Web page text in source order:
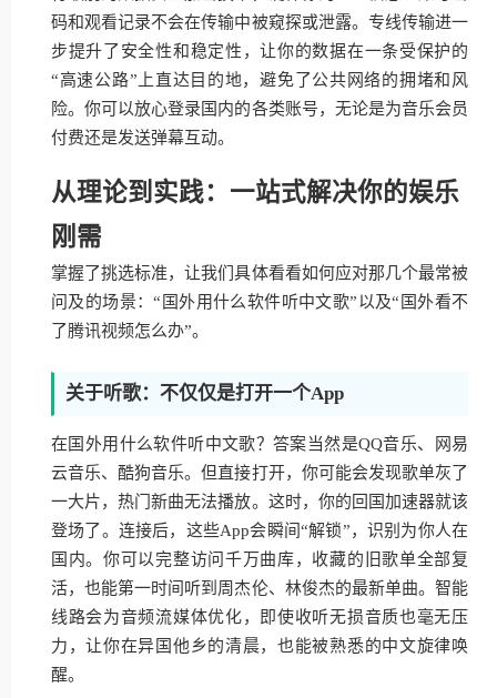
码和观看记录不会在传输中被窥探或泄露。专线传输进一
步提升了安全性和稳定性，让你的数据在一条受保护的
“高速公路”上直达目的地，避免了公共网络的拥堵和风
险。你可以放心登录国内的各类账号，无论是为音乐会员
付费还是发送弹幕互动。
从理论到实践：一站式解决你的娱乐
刚需
掌握了挑选标准，让我们具体看看如何应对那几个最常被
问及的场景：“国外用什么软件听中文歌”以及“国外看不
了腾讯视频怎么办”。
关于听歌：不仅仅是打开一个App
在国外用什么软件听中文歌？答案当然是QQ音乐、网易
云音乐、酷狗音乐。但直接打开，你可能会发现歌单灰了
一大片，热门新曲无法播放。这时，你的回国加速器就该
登场了。连接后，这些App会瞬间“解锁”，识别为你人在
国内。你可以完整访问千万曲库，收藏的旧歌单全部复
活，也能第一时间听到周杰伦、林俊杰的最新单曲。智能
线路会为音频流媒体优化，即使收听无损音质也毫无压
力，让你在异国他乡的清晨，也能被熟悉的中文旋律唤
醒。